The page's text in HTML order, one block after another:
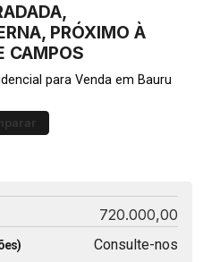
PRÓXIMO À
CAMPOS
para Venda em Bauru
720.000,00
Consulte-nos